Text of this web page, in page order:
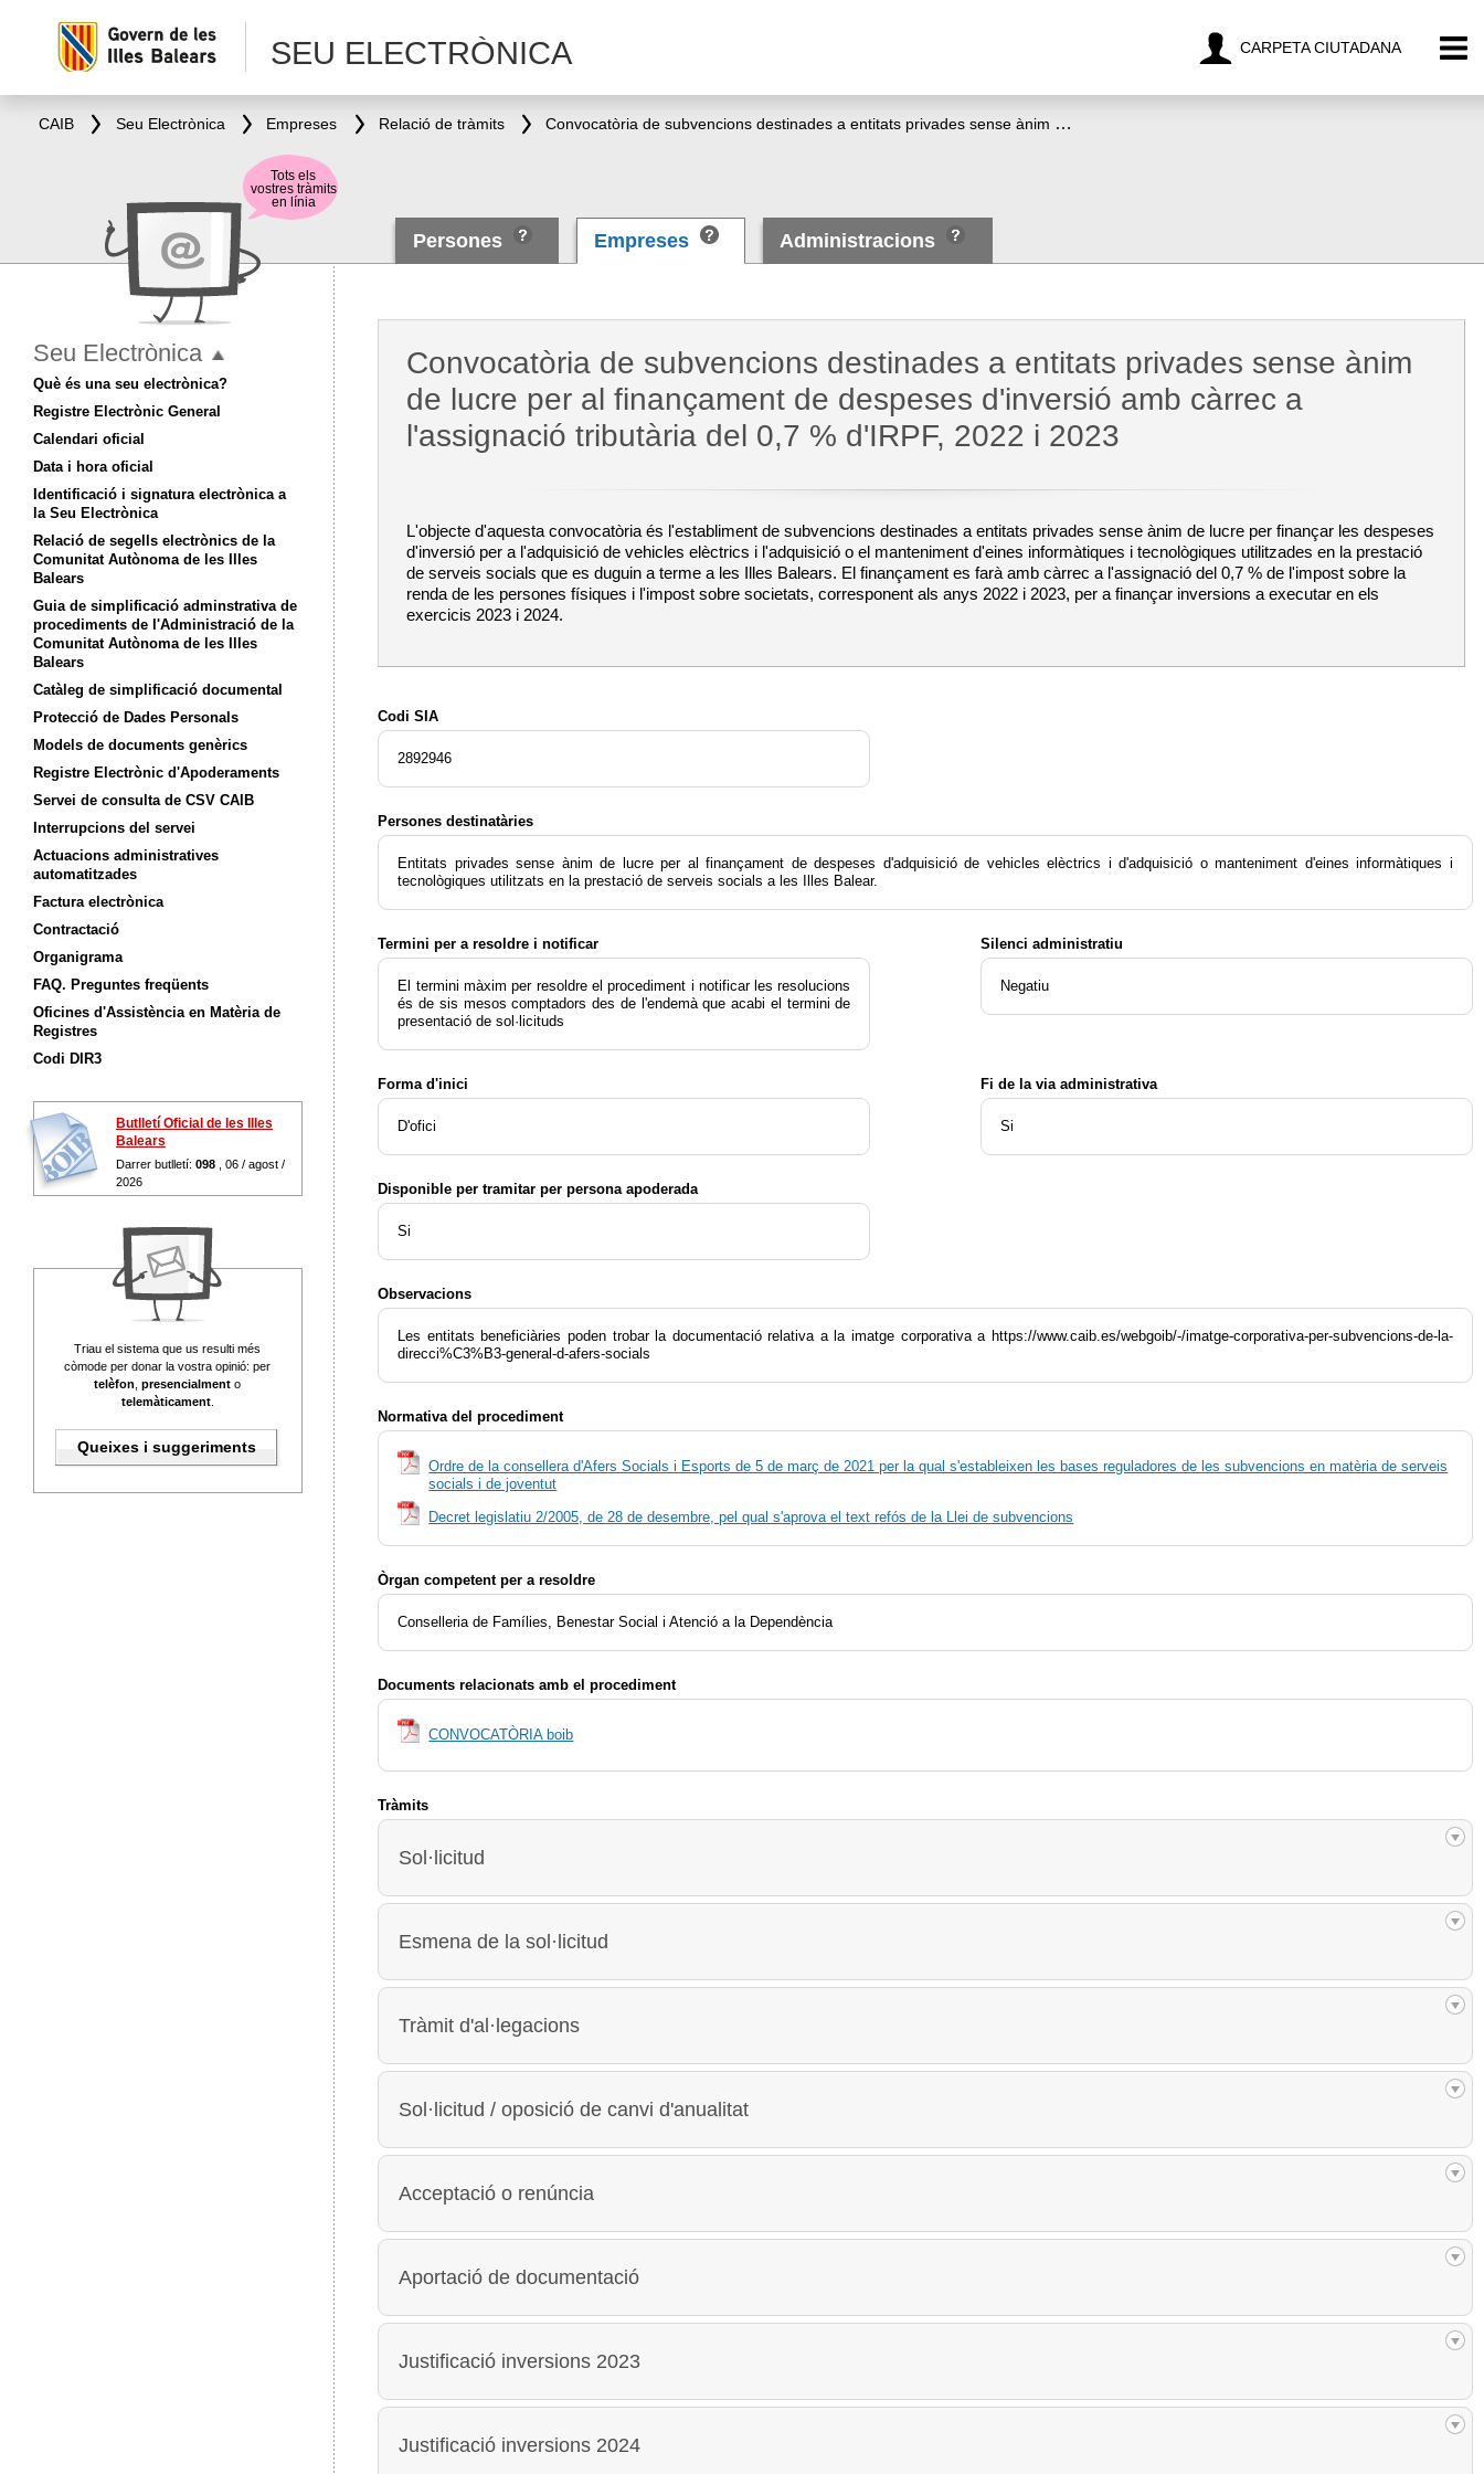
SEU ELECTRÒNICA CARPETA CIUTADANA
CAIB Seu Electrònica Empreses Relació de tràmits Convocatòria de subvencions destinades a entitats privades sense ànim de lucre per al finançament de despeses d'inversió amb càrrec a l'assignació tributària del 0,7 % d'IRPF, 2022 i 2023
Persones Empreses Administracions
Convocatòria de subvencions destinades a entitats privades sense ànim
de lucre per al finançament de despeses d'inversió amb càrrec a
l'assignació tributària del 0,7 % d'IRPF, 2022 i 2023
L'objecte d'aquesta convocatòria és l'establiment de subvencions destinades a entitats privades sense ànim de lucre per finançar les despeses
d'inversió per a l'adquisició de vehicles elèctrics i l'adquisició o el manteniment d'eines informàtiques i tecnològiques utilitzades en la prestació
de serveis socials que es duguin a terme a les Illes Balears. El finançament es farà amb càrrec a l'assignació del 0,7 % de l'impost sobre la
renda de les persones físiques i l'impost sobre societats, corresponent als anys 2022 i 2023, per a finançar inversions a executar en els
exercicis 2023 i 2024.
Codi SIA
2892946
Persones destinatàries
Entitats privades sense ànim de lucre per al finançament de despeses d'adquisició de vehicles elèctrics i d'adquisició o manteniment d'eines informàtiques i
tecnològiques utilitzats en la prestació de serveis socials a les Illes Balear.
Termini per a resoldre i notificar
El termini màxim per resoldre el procediment i notificar les resolucions
és de sis mesos comptadors des de l'endemà que acabi el termini de
presentació de sol·licituds
Silenci administratiu
Negatiu
Forma d'inici
D'ofici
Fi de la via administrativa
Si
Disponible per tramitar per persona apoderada
Si
Observacions
Les entitats beneficiàries poden trobar la documentació relativa a la imatge corporativa a https://www.caib.es/webgoib/-/imatge-corporativa-per-subvencions-de-la-
direcci%C3%B3-general-d-afers-socials
Normativa del procediment
Ordre de la consellera d'Afers Socials i Esports de 5 de març de 2021 per la qual s'estableixen les bases reguladores de les subvencions en matèria de serveis
socials i de joventut
Decret legislatiu 2/2005, de 28 de desembre, pel qual s'aprova el text refós de la Llei de subvencions
Òrgan competent per a resoldre
Conselleria de Famílies, Benestar Social i Atenció a la Dependència
Documents relacionats amb el procediment
CONVOCATÒRIA boib
Tràmits
Sol·licitud
Esmena de la sol·licitud
Tràmit d'al·legacions
Sol·licitud / oposició de canvi d'anualitat
Acceptació o renúncia
Aportació de documentació
Justificació inversions 2023
Justificació inversions 2024
Tots els
vostres tràmits
en línia
Seu Electrònica
Què és una seu electrònica?
Registre Electrònic General
Calendari oficial
Data i hora oficial
Identificació i signatura electrònica a
la Seu Electrònica
Relació de segells electrònics de la
Comunitat Autònoma de les Illes
Balears
Guia de simplificació adminstrativa de
procediments de l'Administració de la
Comunitat Autònoma de les Illes
Balears
Catàleg de simplificació documental
Protecció de Dades Personals
Models de documents genèrics
Registre Electrònic d'Apoderaments
Servei de consulta de CSV CAIB
Interrupcions del servei
Actuacions administratives
automatitzades
Factura electrònica
Contractació
Organigrama
FAQ. Preguntes freqüents
Oficines d'Assistència en Matèria de
Registres
Codi DIR3
Butlletí Oficial de les Illes
Balears
Darrer butlletí:098 , 06 / agost /
2026
Triau el sistema que us resulti més
còmode per donar la vostra opinió: per
telèfon ,presencialment o
telemàticament.
Queixes i suggeriments